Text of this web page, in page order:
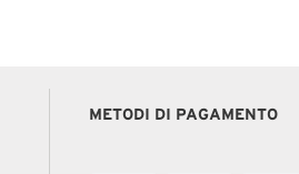
METODI DI PAGAMENTO